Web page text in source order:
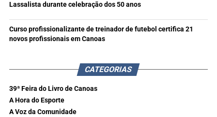
Lassalista durante celebração dos 50 anos
Curso profissionalizante de treinador de futebol certifica 21
novos profissionais em Canoas
CATEGORIAS
39ª Feira do Livro de Canoas
A Hora do Esporte
A Voz da Comunidade